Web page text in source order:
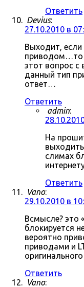
Ответить
Devius:
27.10.2010 в
Выходит, если
приводом…то
этот вопрос
данный тип
ответ…
Ответить
admin:
На
слимах
Ответить
Vano:
29.10.2010 в
Всмысле? это
блокируется
вероятно
приводами и
Ответить
Vano: